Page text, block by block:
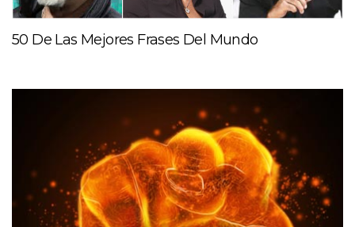
50 De Las Mejores Frases Del Mundo